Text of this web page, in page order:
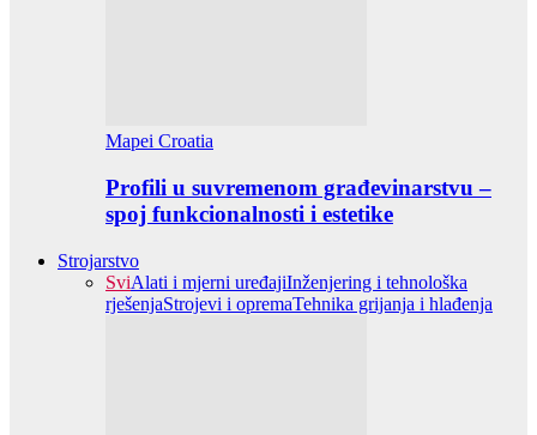
Mapei Croatia
Profili u suvremenom građevinarstvu –
spoj funkcionalnosti i estetike
Strojarstvo
SviAlati i mjerni uređajiInženjering i tehnološka
rješenjaStrojevi i opremaTehnika grijanja i hlađenja